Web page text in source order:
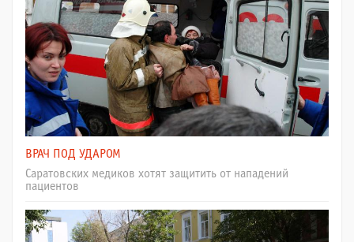
ВРАЧ ПОД УДАРОМ
Саратовских медиков хотят защитить от нападений
пациентов